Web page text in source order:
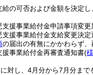
の可否および金額を決定
援事業給付金申請事項変更
援事業給付金支給変更決定
の届出の有無にかかわらず、
事業給付金再審査通知書(
に対し、4月分から7月分ま